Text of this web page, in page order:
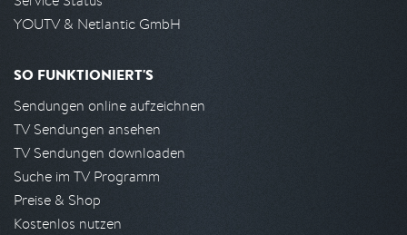
YOUTV & Netlantic GmbH
SO FUNKTIONIERT'S
Sendungen online aufzeichnen
TV Sendungen ansehen
TV Sendungen downloaden
Suche im TV Programm
Preise & Shop
Kostenlos nutzen